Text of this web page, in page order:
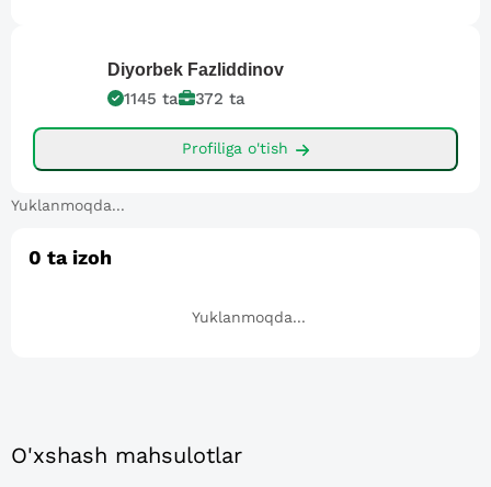
Diyorbek Fazliddinov
1145 ta 372 ta
Profiliga o'tish
Yuklanmoqda...
0 ta izoh
Yuklanmoqda...
O'xshash mahsulotlar